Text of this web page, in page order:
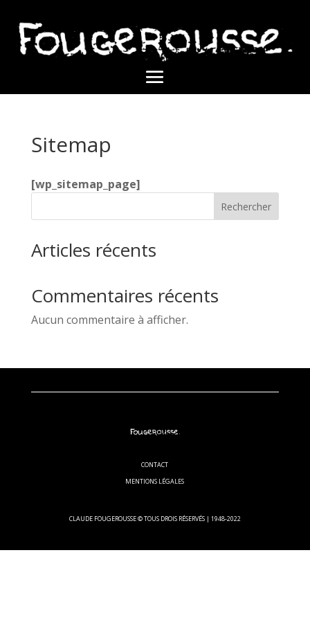
Sitemap
[wp_sitemap_page]
Rechercher
Articles récents
Commentaires récents
Aucun commentaire à afficher.
CONTACT
MENTIONS LÉGALES
CLAUDE FOUGEROUSSE © TOUS DROIS RÉSERVÉS | 1948-2022